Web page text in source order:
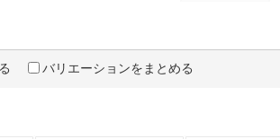
バリエーションをまとめる